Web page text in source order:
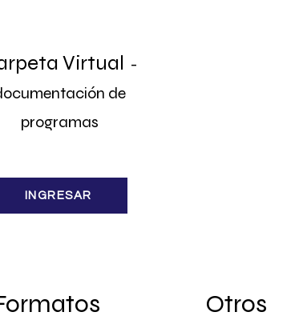
Virtual -
de
programas
INGRESAR
Otros